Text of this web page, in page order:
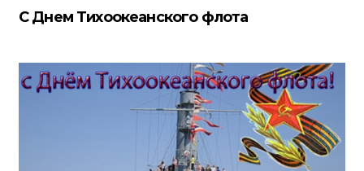
С Днем Тихоокеанского флота